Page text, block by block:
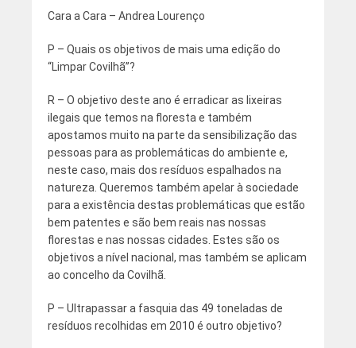
Cara a Cara – Andrea Lourenço
P – Quais os objetivos de mais uma edição do
“Limpar Covilhã”?
R – O objetivo deste ano é erradicar as lixeiras
ilegais que temos na floresta e também
apostamos muito na parte da sensibilização das
pessoas para as problemáticas do ambiente e,
neste caso, mais dos resíduos espalhados na
natureza. Queremos também apelar à sociedade
para a existência destas problemáticas que estão
bem patentes e são bem reais nas nossas
florestas e nas nossas cidades. Estes são os
objetivos a nível nacional, mas também se aplicam
ao concelho da Covilhã.
P – Ultrapassar a fasquia das 49 toneladas de
resíduos recolhidas em 2010 é outro objetivo?